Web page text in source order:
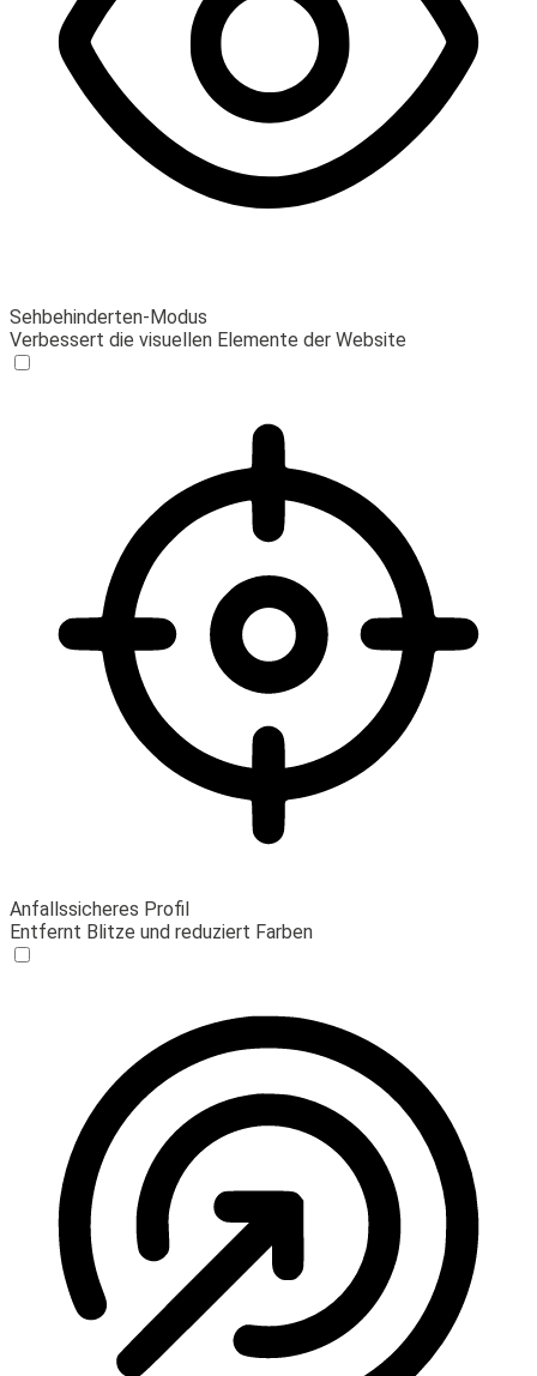
Sehbehinderten-Modus
Verbessert die visuellen Elemente der Website
Anfallssicheres Profil
Entfernt Blitze und reduziert Farben